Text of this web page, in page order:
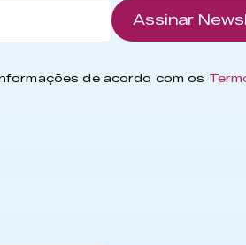
Assinar
de acordo com os